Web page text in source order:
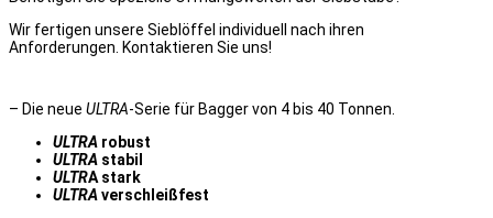
Wir fertigen unsere Sieblöffel individuell nach ihren
Anforderungen. Kontaktieren Sie uns!
– Die neue ULTRA-Serie für Bagger von 4 bis 40 Tonnen.
ULTRA robust
ULTRA stabil
ULTRA stark
ULTRAverschleißfest